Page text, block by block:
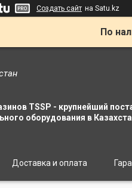
Создать сайт на Satu.kz
По
TSSP - крупнейший
оборудования в
Доставка и оплата